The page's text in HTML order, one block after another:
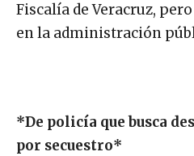
Fiscalía de Veracruz,
en la administración
*De policía que busca
por secuestro*